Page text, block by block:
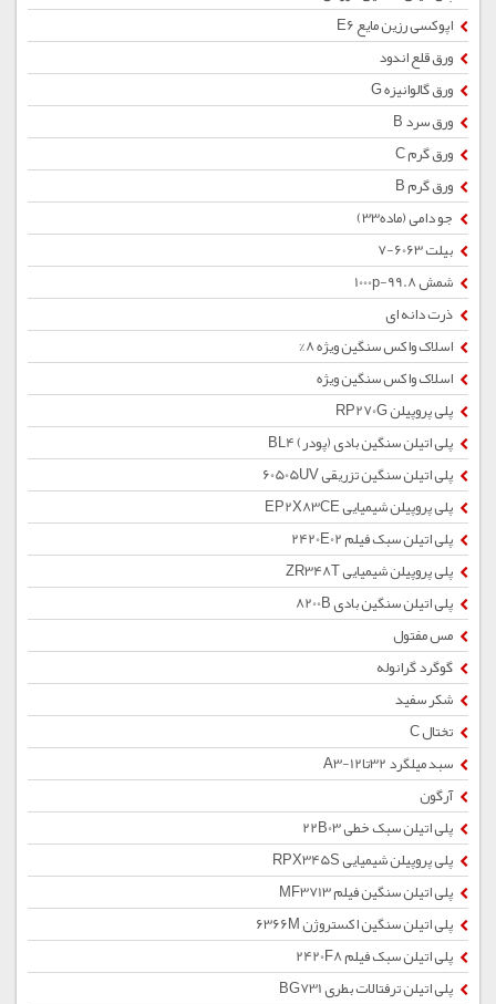
اپوکسی رزین مایع E6
ورق قلع اندود
ورق گالوانیزه G
ورق سرد B
ورق گرم C
ورق گرم B
جو دامی (ماده33)
بیلت 6063-7
شمش 1000p-99.8
ذرت دانه ای
اسلاک واکس سنگین ویژه 8%
اسلاک واکس سنگین ویژه
پلی پروپیلن RP270G
پلی اتیلن سنگین بادی (پودر) BL4
پلی اتیلن سنگین تزریقی 60505UV
پلی پروپیلن شیمیایی EP2X83CE
پلی اتیلن سبک فیلم 2420E02
پلی پروپیلن شیمیایی ZR348T
پلی اتیلن سنگین بادی 8200B
مس مفتول
گوگرد گرانوله
شکر سفید
تختال C
سبد میلگرد 32تا12-A3
آرگون
پلی اتیلن سبک خطی 22B03
پلی پروپیلن شیمیایی RPX345S
پلی اتیلن سنگین فیلم MF3713
پلی اتیلن سنگین اکستروژن 6366M
پلی اتیلن سبک فیلم 2420F8
پلی اتیلن ترفتالات بطری BG731